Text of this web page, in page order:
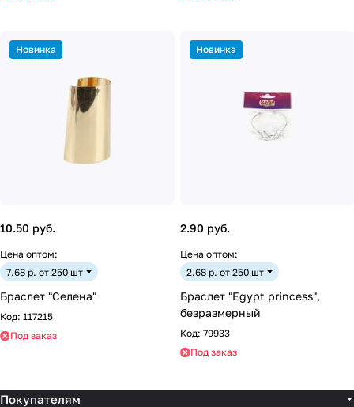
Новинка
10.50 руб.
Цена оптом:
7.68 р. от 250 шт
Браслет "Селена"
Код: 117215
Под заказ
Новинка
2.90 руб.
Цена оптом:
2.68 р. от 250 шт
Браслет "Egypt princess",
безразмерный
Код: 79933
Под заказ
Покупателям